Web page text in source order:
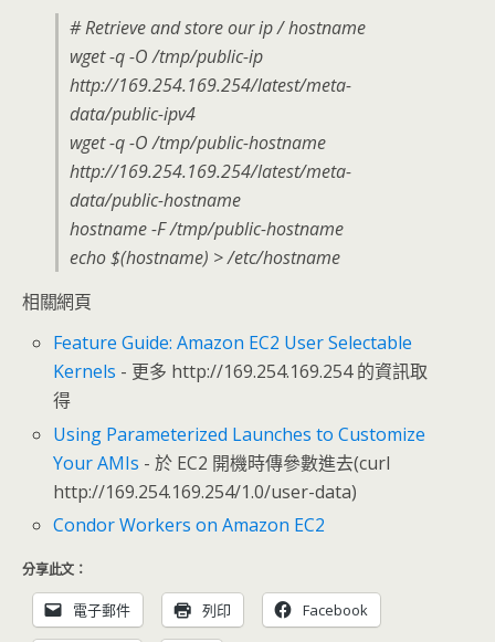
# Retrieve and store our ip / hostname
wget -q -O /tmp/public-ip
http://169.254.169.254/latest/meta-
data/public-ipv4
wget -q -O /tmp/public-hostname
http://169.254.169.254/latest/meta-
data/public-hostname
hostname -F /tmp/public-hostname
echo $(hostname) > /etc/hostname
相關網頁
Feature Guide: Amazon EC2 User Selectable
Kernels - 更多 http://169.254.169.254 的資訊取
得
Using Parameterized Launches to Customize
Your AMIs - 於 EC2 開機時傳參數進去(curl
http://169.254.169.254/1.0/user-data)
Condor Workers on Amazon EC2
分享此文：
電子郵件 列印 Facebook